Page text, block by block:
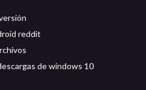
reddit
de windows 10